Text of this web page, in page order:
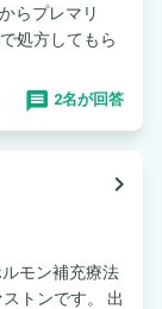
らプレマリ
処方してもら
2名が回答
navigate_next
モン補充療法
トンです。 出